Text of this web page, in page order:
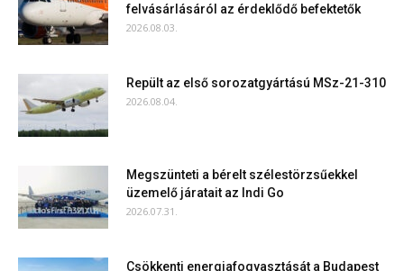
felvásárlásáról az érdeklődő befektetők
2026.08.03.
Repült az első sorozatgyártású MSz-21-310
2026.08.04.
Megszünteti a bérelt szélestörzsűekkel
üzemelő járatait az Indi Go
2026.07.31.
Csökkenti energiafogyasztását a Budapest